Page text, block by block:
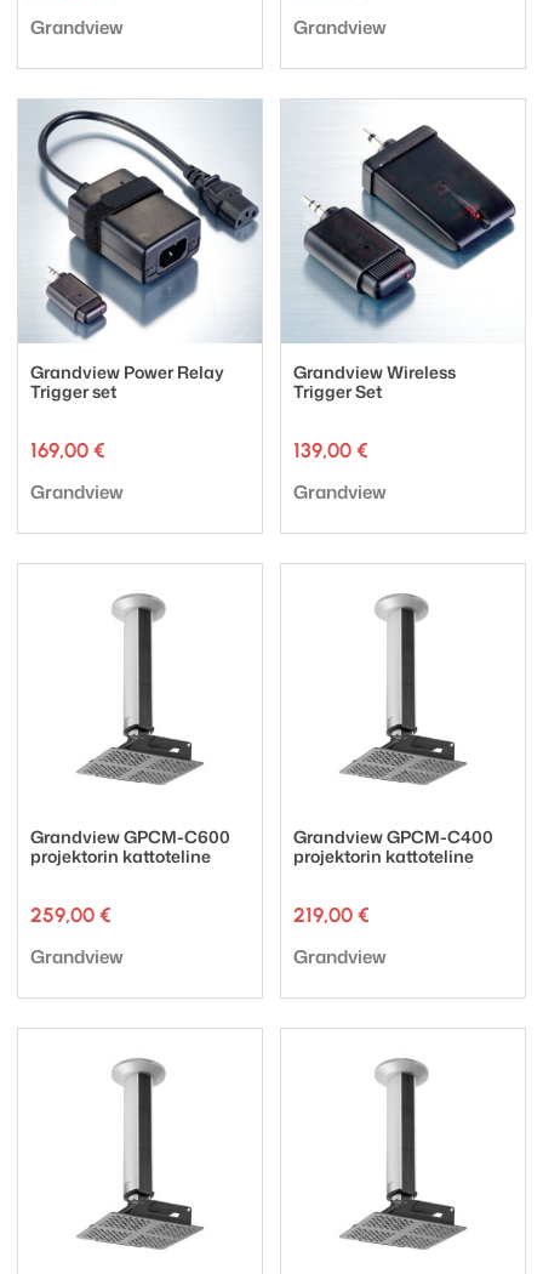
Tuotemerkki:
Grandview Tuotemerkki:
Grandview
Grandview Power Relay
Trigger set
169,00 €
Tuotemerkki:
Grandview
Grandview Wireless
Trigger Set
139,00 €
Tuotemerkki:
Grandview
Grandview GPCM-C600
projektorin kattoteline
259,00 €
Tuotemerkki:
Grandview
Grandview GPCM-C400
projektorin kattoteline
219,00 €
Tuotemerkki:
Grandview